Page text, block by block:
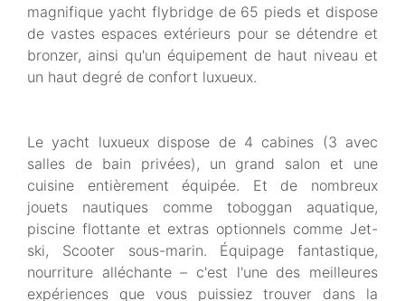
magnifique yacht flybridge de 65 pieds et dispose
de vastes espaces extérieurs pour se détendre et
bronzer, ainsi qu'un équipement de haut niveau et
un haut degré de confort luxueux.
Le yacht luxueux dispose de 4 cabines (3 avec
salles de bain privées), un grand salon et une
cuisine entièrement équipée. Et de nombreux
jouets nautiques comme toboggan aquatique,
piscine flottante et extras optionnels comme Jet-
ski, Scooter sous-marin. Équipage fantastique,
nourriture alléchante – c'est l'une des meilleures
expériences que vous puissiez trouver dans la